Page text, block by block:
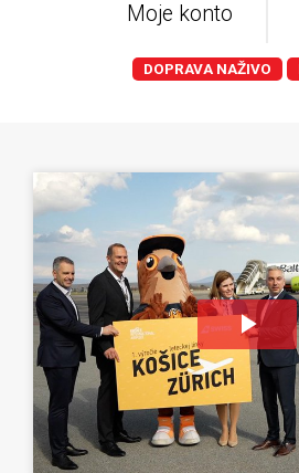
Moje konto
DOPRAVA NAŽIVO
Play